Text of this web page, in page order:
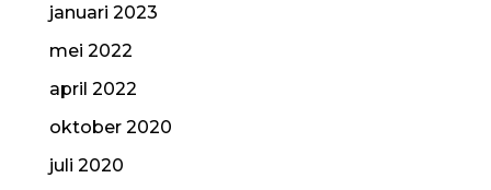
januari 2023
mei 2022
april 2022
oktober 2020
juli 2020